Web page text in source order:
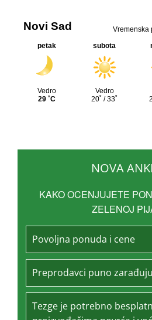
NOVA
KAKO OCENJUJETE
ZELENOJ
Povoljna ponuda i cene
Preprodavci puno zarađuju
Tezge je potrebno